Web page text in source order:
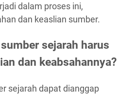
dalam proses ini,
dan keaslian sumber.
sejarah harus
dan keabsahannya?
sejarah dapat dianggap